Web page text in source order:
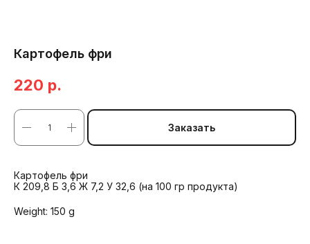
Картофель фри
220 р.
Заказать
Картофель фри
К 209,8 Б 3,6 Ж 7,2 У 32,6 (на 100 гр продукта)
Weight: 150 g